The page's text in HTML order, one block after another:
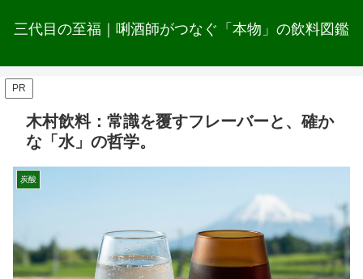
三代目の至福｜唎酒師がつなぐ「本物」の飲料図鑑
PR
木村飲料：常識を覆すフレーバーと、確か
な「水」の哲学。
炭酸